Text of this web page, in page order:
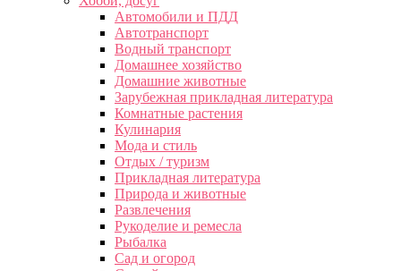
Автомобили и ПДД
Автотранспорт
Водный транспорт
Домашнее хозяйство
Домашние животные
Зарубежная прикладная литература
Комнатные растения
Кулинария
Мода и стиль
Отдых / туризм
Прикладная литература
Природа и животные
Развлечения
Рукоделие и ремесла
Рыбалка
Сад и огород